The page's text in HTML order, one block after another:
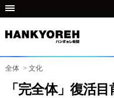
他
国
の
全体 > 文化
「完全体」復活